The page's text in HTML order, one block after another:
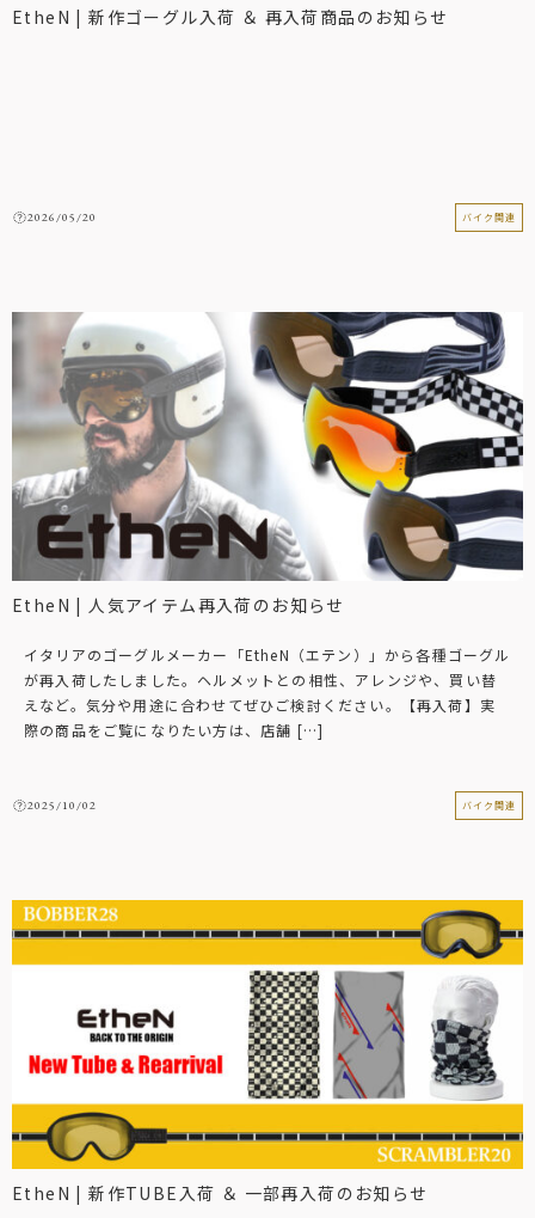
EtheN | 新作ゴーグル入荷 ＆ 再入荷商品のお知らせ
2026/05/20 バイク関連
EtheN | 人気アイテム再入荷のお知らせ
イタリアのゴーグルメーカー「EtheN（エテン）」から各種ゴーグル
が再入荷したしました。ヘルメットとの相性、アレンジや、買い替
えなど。気分や用途に合わせてぜひご検討ください。【再入荷】実
際の商品をご覧になりたい方は、店舗 […]
2025/10/02 バイク関連
EtheN | 新作TUBE入荷 ＆ 一部再入荷のお知らせ